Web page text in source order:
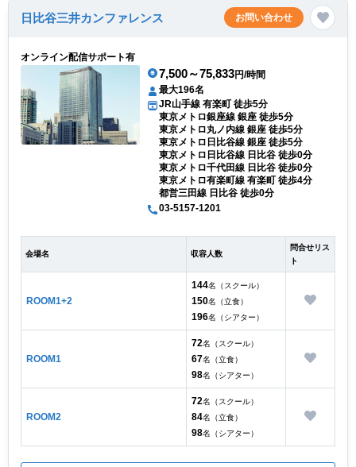
日比谷三井カンファレンス お問い合わせ
オンライン配信サポート有
7,500～75,833円/時間
最大196名
JR山手線 有楽町 徒歩5分
東京メトロ銀座線 銀座 徒歩5分
東京メトロ丸ノ内線 銀座 徒歩5分
東京メトロ日比谷線 銀座 徒歩5分
東京メトロ日比谷線 日比谷 徒歩0分
東京メトロ千代田線 日比谷 徒歩0分
東京メトロ有楽町線 有楽町 徒歩4分
都営三田線 日比谷 徒歩0分
03-5157-1201
会場名 収容人数
問合せリス
ト
ROOM1+2
144名（スクール）
150名（立食）
196名（シアター）
ROOM1
72名（スクール）
67名（立食）
98名（シアター）
ROOM2
72名（スクール）
84名（立食）
98名（シアター）